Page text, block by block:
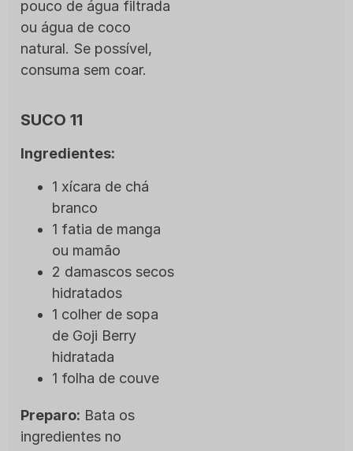
pouco de água filtrada
ou água de coco
natural. Se possível,
consuma sem coar.
SUCO 11
Ingredientes:
1 xícara de chá
branco
1 fatia de manga
ou mamão
2 damascos secos
hidratados
1 colher de sopa
de Goji Berry
hidratada
1 folha de couve
Preparo: Bata os
ingredientes no